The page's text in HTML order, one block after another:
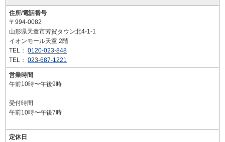
住所/電話番号
〒994-0082
山形県天童市芳賀タウン北4-1-1
イオンモール天童 2階
TEL： 0120-023-848
TEL： 023-687-1221
営業時間
午前10時〜午後9時
受付時間
午前10時〜午後7時
定休日